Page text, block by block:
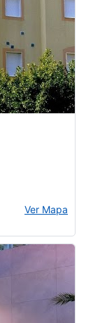
Ver Mapa